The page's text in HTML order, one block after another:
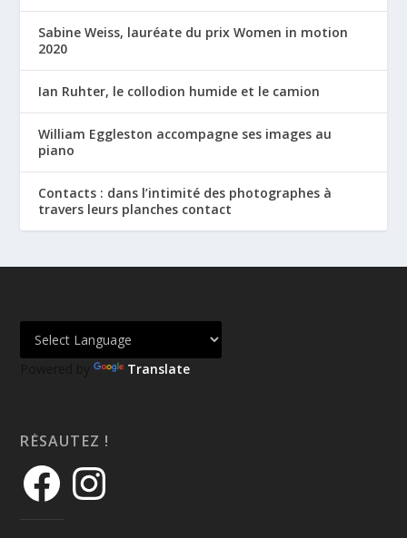
Sabine Weiss, lauréate du prix Women in motion
2020
Ian Ruhter, le collodion humide et le camion
William Eggleston accompagne ses images au
piano
Contacts : dans l’intimité des photographes à
travers leurs planches contact
Powered by Translate
RÉSAUTEZ !